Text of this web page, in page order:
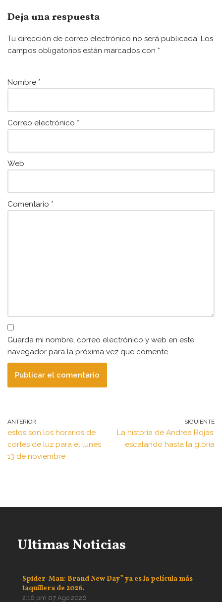
e
b
o
k
er l
s
A
p
Deja una respuesta
Tu dirección de correo electrónico no será publicada. Los
campos obligatorios están marcados con *
Nombre *
Correo electrónico *
Web
Comentario *
Guarda mi nombre, correo electrónico y web en este
navegador para la próxima vez que comente.
ANTERIOR
estos son los horarios de
cortes de luz para el lunes
13 de noviembre
SIGUIENTE
La historia de Andrea Rojas:
escalando hasta la gloria
Ultimas Noticias
Spider-Man: Brand New Day” ya es la película más
taquillera de 2026.
2:16 pm 07 Ago 2026